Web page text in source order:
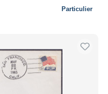
Particulier